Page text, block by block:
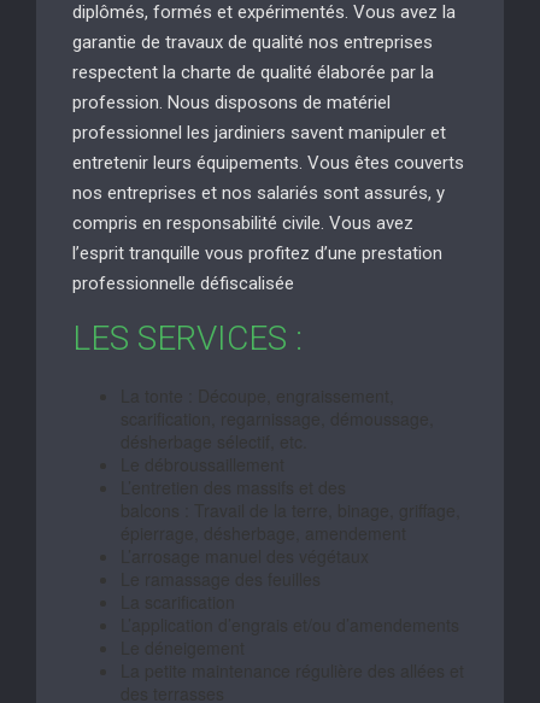
diplômés, formés et expérimentés. Vous avez la
garantie de travaux de qualité nos entreprises
respectent la charte de qualité élaborée par la
profession. Nous disposons de matériel
professionnel les jardiniers savent manipuler et
entretenir leurs équipements. Vous êtes couverts
nos entreprises et nos salariés sont assurés, y
compris en responsabilité civile. Vous avez
l’esprit tranquille vous profitez d’une prestation
professionnelle défiscalisée
LES SERVICES :